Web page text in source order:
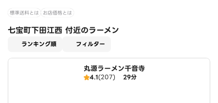
標準送料とは お店価格とは
七宝町下田江西 付近のラーメン
ランキング順 フィルター
丸源ラーメン千音寺
4.1(207) 29分